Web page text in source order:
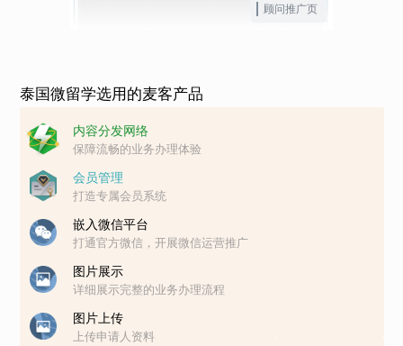
顾问推广页
泰国微留学选用的麦客产品
内容分发网络
保障流畅的业务办理体验
会员管理
打造专属会员系统
嵌入微信平台
打通官方微信，开展微信运营推广
图片展示
详细展示完整的业务办理流程
图片上传
上传申请人资料